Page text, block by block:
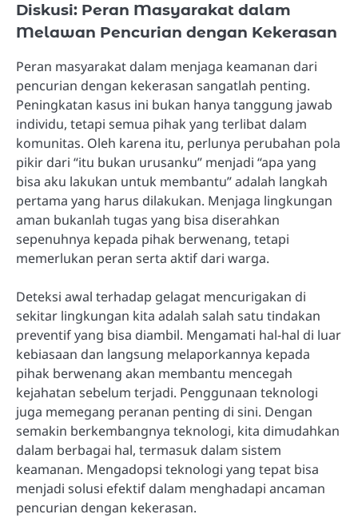
Diskusi: Peran Masyarakat dalam
Melawan Pencurian dengan Kekerasan
Peran masyarakat dalam menjaga keamanan dari
pencurian dengan kekerasan sangatlah penting.
Peningkatan kasus ini bukan hanya tanggung jawab
individu, tetapi semua pihak yang terlibat dalam
komunitas. Oleh karena itu, perlunya perubahan pola
pikir dari “itu bukan urusanku” menjadi “apa yang
bisa aku lakukan untuk membantu” adalah langkah
pertama yang harus dilakukan. Menjaga lingkungan
aman bukanlah tugas yang bisa diserahkan
sepenuhnya kepada pihak berwenang, tetapi
memerlukan peran serta aktif dari warga.
Deteksi awal terhadap gelagat mencurigakan di
sekitar lingkungan kita adalah salah satu tindakan
preventif yang bisa diambil. Mengamati hal-hal di luar
kebiasaan dan langsung melaporkannya kepada
pihak berwenang akan membantu mencegah
kejahatan sebelum terjadi. Penggunaan teknologi
juga memegang peranan penting di sini. Dengan
semakin berkembangnya teknologi, kita dimudahkan
dalam berbagai hal, termasuk dalam sistem
keamanan. Mengadopsi teknologi yang tepat bisa
menjadi solusi efektif dalam menghadapi ancaman
pencurian dengan kekerasan.